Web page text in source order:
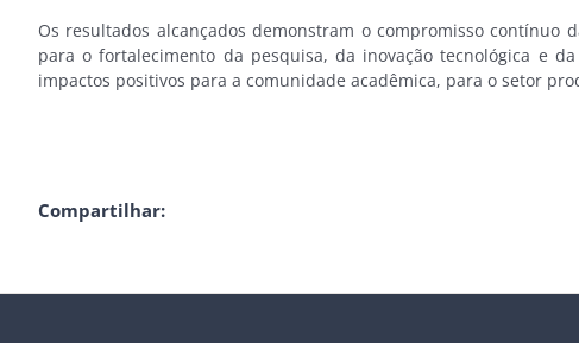
Os resultados alcançados demonstram o compromisso contínuo
para o fortalecimento da pesquisa, da inovação tecnológica e
impactos positivos para a comunidade acadêmica, para o setor
Compartilhar: